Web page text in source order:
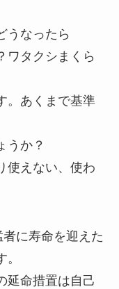
うなったら
ワタクシまくら
。あくまで基準
うか？
使えない、使わ
に寿命を迎えた
延命措置は自己